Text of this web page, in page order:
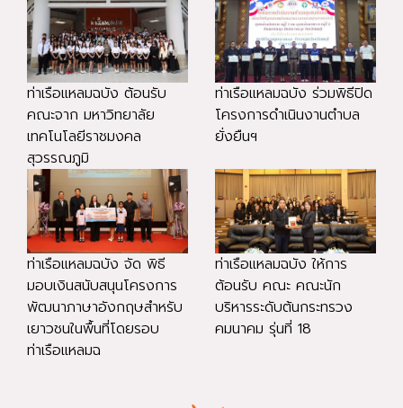
ท่าเรือแหลมฉบัง ต้อนรับ
คณะจาก มหาวิทยาลัย
เทคโนโลยีราชมงคล
สุวรรณภูมิ
ท่าเรือแหลมฉบัง ร่วมพิธีปิด
โครงการดำเนินงานตำบล
ยั่งยืนฯ
ท่าเรือแหลมฉบัง จัด พิธี
มอบเงินสนับสนุนโครงการ
พัฒนาภาษาอังกฤษสำหรับ
เยาวชนในพื้นที่โดยรอบ
ท่าเรือแหลมฉ
ท่าเรือแหลมฉบัง ให้การ
ต้อนรับ คณะ คณะนัก
บริหารระดับต้นกระทรวง
คมนาคม รุ่นที่ 18